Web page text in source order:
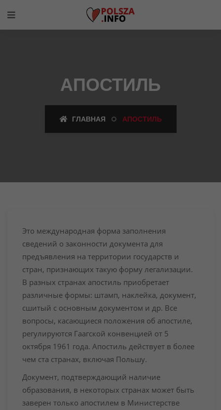
АПОСТИЛЬ
ГЛАВНАЯ АПОСТИЛЬ
Это международная форма заполнения
сведений о законности документа для
предъявления на территории государств и
стран, признающих такую форму легализации.
В разных странах апостиль приобретает
различные формы: штамп, наклейка, документ,
сшитый с основным документом и др. Все
вопросы, касающиеся положения об апостиле,
регулируются Гаагской конвенцией от 5
октября 1961 года. Апостиль действует в более
чем ста странах, включая Польшу.
Документ, подтверждающий наличие
образования, в некоторых странах может быть
заверен только апостилем в Министерстве